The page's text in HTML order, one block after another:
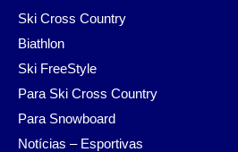
Ski Cross Country
Biathlon
Ski FreeStyle
Para Ski Cross Country
Para Snowboard
Notícias – Esportivas